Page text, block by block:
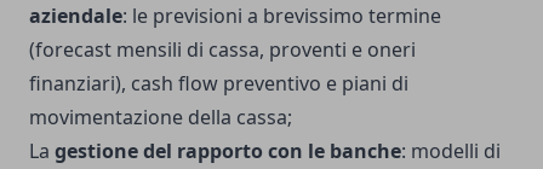
aziendale: le previsioni a brevissimo termine
(forecast mensili di cassa, proventi e oneri
finanziari), cash flow preventivo e piani di
movimentazione della cassa;
La gestione del rapporto con le banche: modelli di